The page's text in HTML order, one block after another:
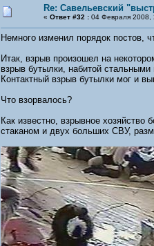
Re: Савельевский
« Ответ #32 :04 Февраля 2008,
Немного изменил порядок постов,
Итак, взрыв произошел на
взрыв бутылки, набитой
Контактный взрыв бутылки мог и
Что взорвалось?
Как известно, взрывное
стаканом и двух больших СВУ,